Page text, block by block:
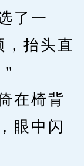
了一
抬头直
"
在椅背
眼中闪